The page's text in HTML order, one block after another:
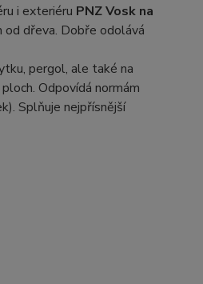
i exteriéru PNZ Vosk na
od dřeva. Dobře odolává
pergol, ale také na
Odpovídá normám
Splňuje nejpřísnější